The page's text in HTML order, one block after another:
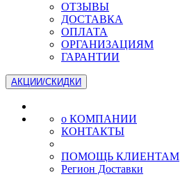
ОТЗЫВЫ
ДОСТАВКА
ОПЛАТА
ОРГАНИЗАЦИЯМ
ГАРАНТИИ
АКЦИИ/СКИДКИ
о КОМПАНИИ
КОНТАКТЫ
ПОМОЩЬ КЛИЕНТАМ
Регион Доставки